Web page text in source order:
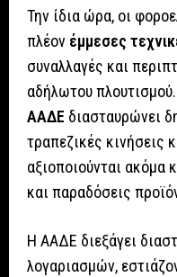
Την ίδια ώρα, οι
πλέον έμμεσες
συναλλαγές και
αδήλωτου πλουτισμού.
ΑΑΔΕ διασταυρώνει
τραπεζικές κινήσεις
αξιοποιούνται ακόμα
και παραδόσεις
Η ΑΑΔΕ διεξάγει
λογαριασμών,